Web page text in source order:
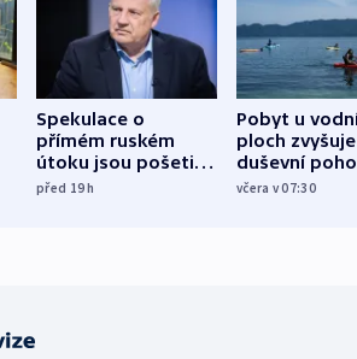
Spekulace o
přímém ruském
útoku jsou pošetilé,
míní estonský
před 19h
Pobyt u
ploch zvyšuje
duševní
ukázala
včera v 07:30